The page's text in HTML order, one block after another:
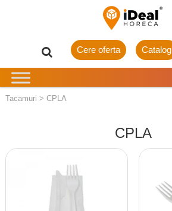
Catalog
Cere oferta
Tacamuri > CPLA
CPLA